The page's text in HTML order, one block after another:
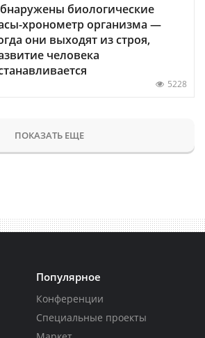
биологические
хронометр организма —
они выходят из строя,
человека
5228
ПОКАЗАТЬ ЕЩЕ
Популярное
Конференции
Специальные проекты